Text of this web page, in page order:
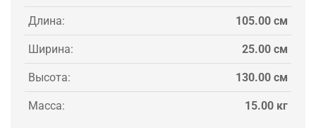
Длина: 105.00 см
Ширина: 25.00 см
Высота: 130.00 см
Масса: 15.00 кг